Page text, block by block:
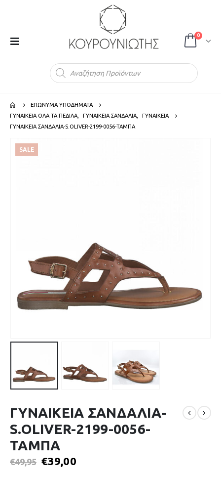
0
ΕΠΩΝΥΜΑ ΥΠΟΔΗΜΑΤΑ
ΓΥΝΑΙΚΕΙΑ ΟΛΑ ΤΑ ΠΕΔΙΛΑ
ΓΥΝΑΙΚΕΙΑ ΣΑΝΔΑΛΙΑ
ΓΥΝΑΙΚΕΙΑ
ΓΥΝΑΙΚΕΙΑ ΣΑΝΔΑΛΙΑ-S.OLIVER-2199-0056-ΤΑΜΠΑ
SALE
ΓΥΝΑΙΚΕΙΑ ΣΑΝΔΑΛΙΑ-
S.OLIVER-2199-0056-
ΤΑΜΠΑ
€49,95 €39,00